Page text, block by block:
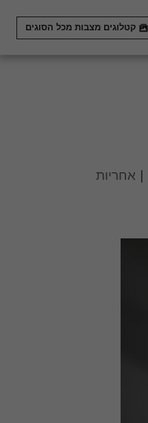
קטלוגים מצבות מכל הסוגים
| אחריות